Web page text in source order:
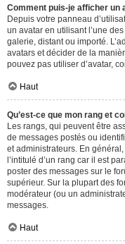
Comment puis-je afficher un
Depuis votre panneau
un avatar en utilisant l’une
galerie, distant ou importé.
avatars et décider de la
pouvez pas utiliser d’avatar,
Haut
Qu’est-ce que mon rang et
Les rangs, qui peuvent être
de messages postés ou
et administrateurs. En
l’intitulé d’un rang car il est
poster des messages sur le
supérieur. Sur la plupart des
modérateur (ou un
messages.
Haut